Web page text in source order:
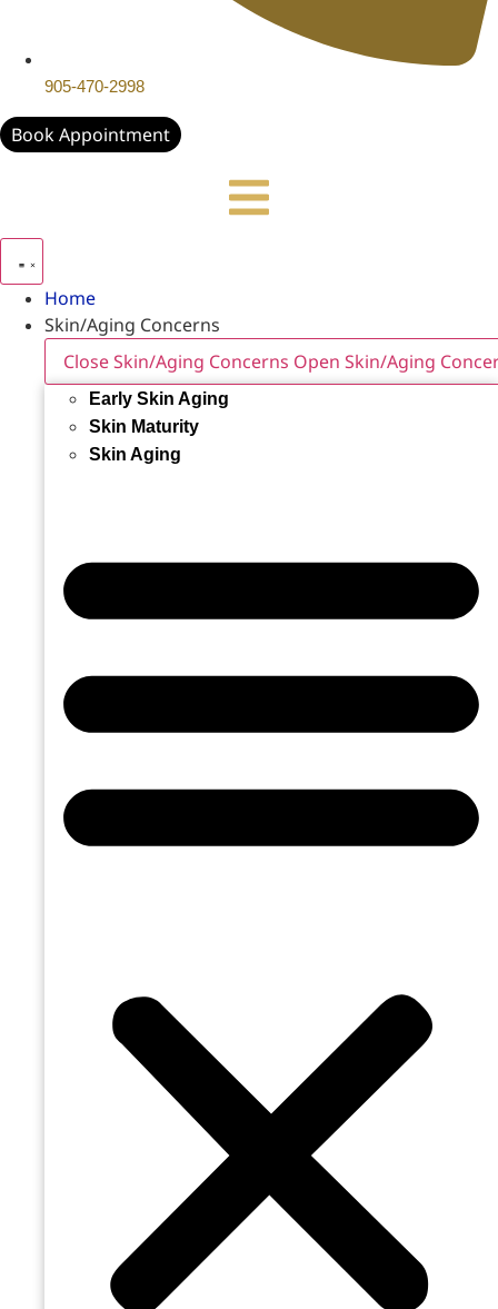
905-470-2998
Book Appointment
Home
Skin/Aging Concerns
Close Skin/Aging Concerns Open Skin/Aging
Early Skin Aging
Skin Maturity
Skin Aging